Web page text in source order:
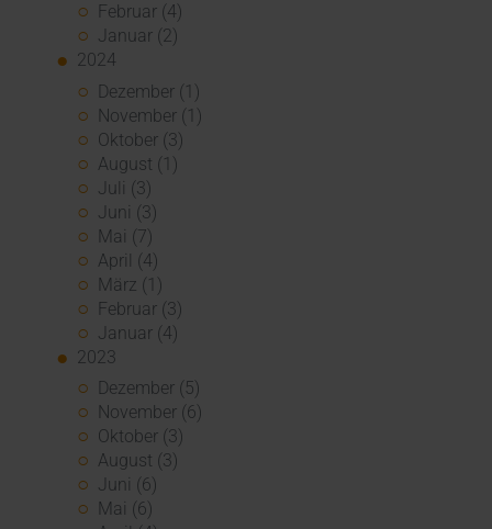
Februar (4)
Januar (2)
2024
Dezember (1)
November (1)
Oktober (3)
August (1)
Juli (3)
Juni (3)
Mai (7)
April (4)
März (1)
Februar (3)
Januar (4)
2023
Dezember (5)
November (6)
Oktober (3)
August (3)
Juni (6)
Mai (6)